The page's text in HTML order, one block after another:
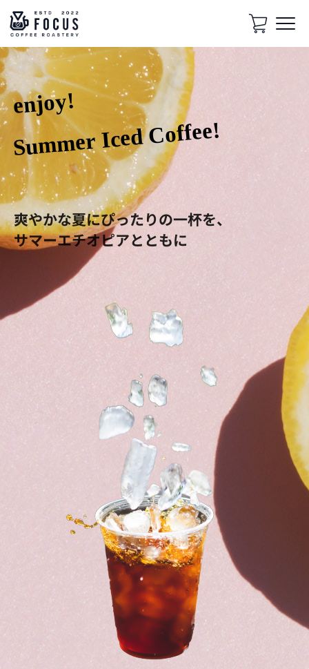
enjoy!
Summer Iced Coffee!
爽やかな夏にぴったりの一杯を、
サマーエチオピアとともに